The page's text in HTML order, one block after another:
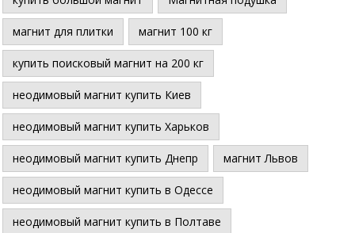
магнит для плитки магнит 100 кг
купить поисковый магнит на 200 кг
неодимовый магнит купить Киев
неодимовый магнит купить Харьков
неодимовый магнит купить Днепр магнит Львов
неодимовый магнит купить в Одессе
неодимовый магнит купить в Полтаве